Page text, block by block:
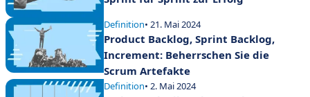
Definition• 21. Mai 2024
Product Backlog, Sprint Backlog,
Increment: Beherrschen Sie die
Scrum Artefakte
Definition• 2. Mai 2024